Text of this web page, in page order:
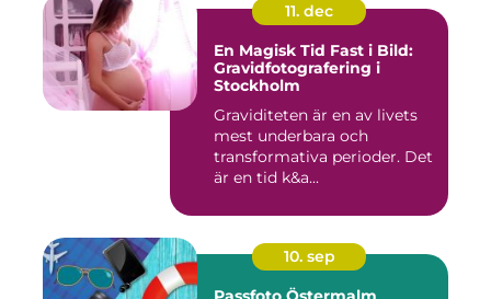
11. dec
En Magisk Tid Fast i Bild:
Gravidfotografering i
Stockholm
Graviditeten är en av livets
mest underbara och
transformativa perioder. Det
är en tid k&a...
10. sep